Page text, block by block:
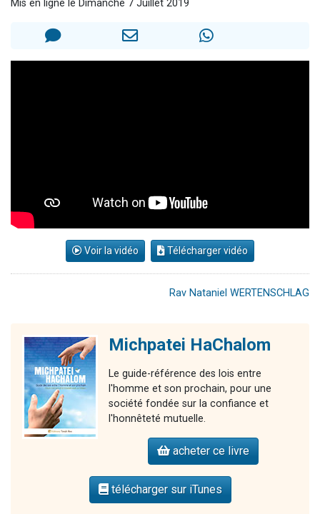
12 nouvelles musiques dans Torah-Box Music
Mis en ligne le Dimanche 7 Juillet 2019
Voir la vidéo Télécharger vidéo
Rav Nataniel WERTENSCHLAG
Michpatei HaChalom
Le guide-référence des lois entre
l'homme et son prochain, pour une
société fondée sur la confiance et
l'honnêteté mutuelle.
acheter ce livre
télécharger sur iTunes